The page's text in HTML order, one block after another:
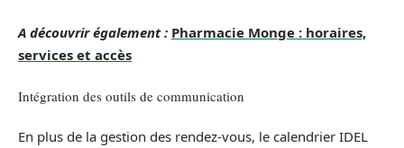
A découvrir également : Pharmacie Monge : horaires,
services et accès
Intégration des outils de communication
En plus de la gestion des rendez-vous, le calendrier IDEL